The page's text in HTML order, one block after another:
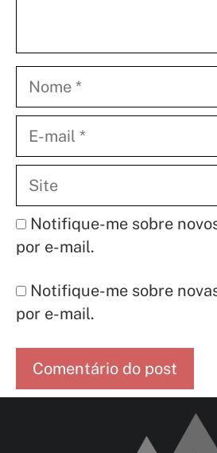
mail
Notifique-me sobre
por e-mail.
Notifique-me sobre
por e-mail.